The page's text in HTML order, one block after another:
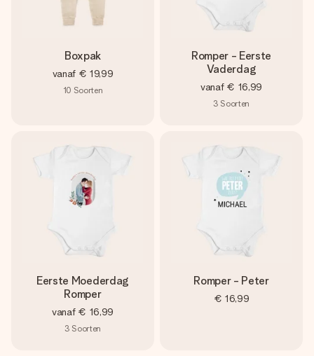
Boxpak
vanaf € 19,99
10 Soorten
Romper - Eerste
Vaderdag
vanaf € 16,99
3 Soorten
Eerste Moederdag
Romper
vanaf € 16,99
3 Soorten
Romper - Peter
€ 16,99